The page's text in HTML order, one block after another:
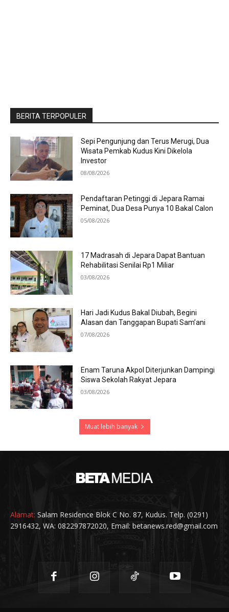
BERITA TERPOPULER
Sepi Pengunjung dan Terus Merugi, Dua
Wisata Pemkab Kudus Kini Dikelola
Investor
08/08/2026
Pendaftaran Petinggi di Jepara Ramai
Peminat, Dua Desa Punya 10 Bakal Calon
05/08/2026
17 Madrasah di Jepara Dapat Bantuan
Rehabilitasi Senilai Rp1 Miliar
03/08/2026
Hari Jadi Kudus Bakal Diubah, Begini
Alasan dan Tanggapan Bupati Sam’ani
07/08/2026
Enam Taruna Akpol Diterjunkan Dampingi
Siswa Sekolah Rakyat Jepara
03/08/2026
Muat lebih banyak
Alamat: Salam Residence Blok C No. 87, Kudus. Telp. (0291)
2916432, WA: 082297872020, Email: betanews.red@gmail.com